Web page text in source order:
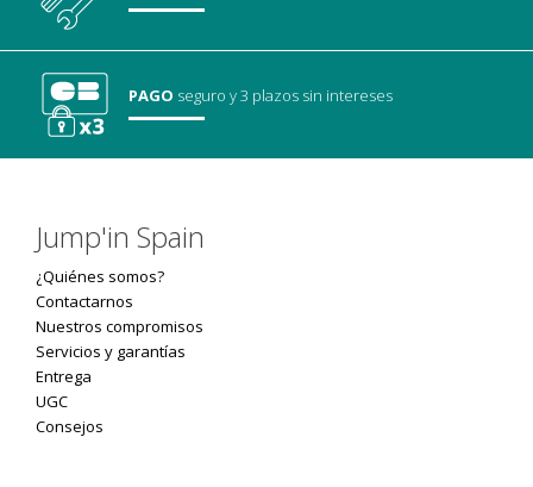
PAGO seguroy 3 plazos sin intereses
Jump'in Spain
¿Quiénes somos?
Contactarnos
Nuestros compromisos
Servicios y garantías
Entrega
UGC
Consejos